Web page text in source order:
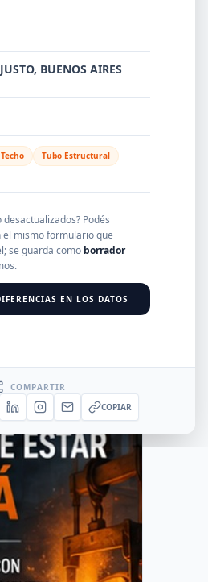
BUENOS AIRES
Tubo Estructural
Podés
mismo formulario que
se guarda como borrador
EN LOS DATOS
COMPARTIR
COPIAR